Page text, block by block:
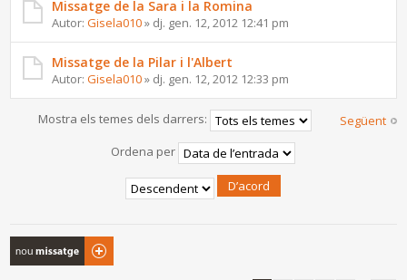
Missatge de la Sara i la Romina
Autor:Gisela010» dj. gen. 12, 2012 12:41 pm
Missatge de la Pilar i l'Albert
Autor:Gisela010» dj. gen. 12, 2012 12:33 pm
Següent
Mostra els temes dels darrers:
Ordena per
Publica un nou